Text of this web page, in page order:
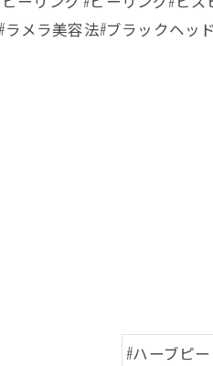
ラメラ美容法#ブラックヘ
#ハーブピ